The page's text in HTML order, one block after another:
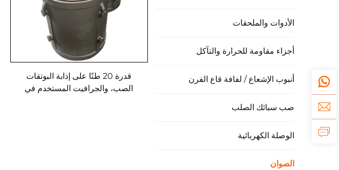
الأدوات والملحقات
أجزاء مقاومة للحرارة والتآكل
أنبوب الإشعاع / لفافة قاع الفرن
صب سبائك الصلب
الوصلة الكهربائية
الصوان
قدرة 20 طنًا على إذابة البوتقات
الصب، والجرافيت المستخدم في